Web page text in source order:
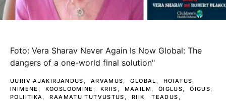
foto: vera sharav never again is now global: the
dangers of a one-world final solution"
UURIV AJAKIRJANDUS ARVAMUS GLOBAL
HOIATUS
INIMENE
KOOSLOOMINE KRIIS MAAILM ÕIGLUS
ÕIGUS
POLIITIKA
RAAMATU TUTVUSTUS RIIK
TEADUS